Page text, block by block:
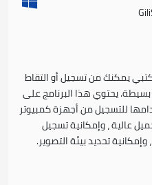
يمكنك من تسجيل أو التقاط
يحتوي هذا البرنامج على
للتسجيل من أجهزة كمبيوتر
عالية ، وإمكانية تسجيل
تحديد بيئة التصوير.